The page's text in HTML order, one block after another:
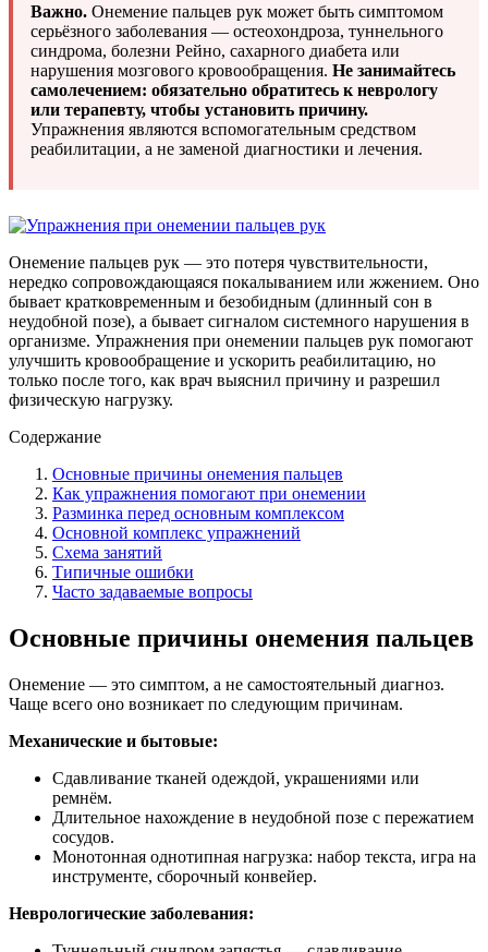
Важно. Онемение пальцев рук может быть симптомом
серьёзного заболевания — остеохондроза, туннельного
синдрома, болезни Рейно, сахарного диабета или
нарушения мозгового кровообращения. Не занимайтесь
самолечением: обязательно обратитесь к неврологу
или терапевту, чтобы установить причину.
Упражнения являются вспомогательным средством
реабилитации, а не заменой диагностики и лечения.
Онемение пальцев рук — это потеря чувствительности,
нередко сопровождающаяся покалыванием или жжением. Оно
бывает кратковременным и безобидным (длинный сон в
неудобной позе), а бывает сигналом системного нарушения в
организме. Упражнения при онемении пальцев рук помогают
улучшить кровообращение и ускорить реабилитацию, но
только после того, как врач выяснил причину и разрешил
физическую нагрузку.
Содержание
Основные причины онемения пальцев
Как упражнения помогают при онемении
Разминка перед основным комплексом
Основной комплекс упражнений
Схема занятий
Типичные ошибки
Часто задаваемые вопросы
Основные причины онемения пальцев
Онемение — это симптом, а не самостоятельный диагноз.
Чаще всего оно возникает по следующим причинам.
Механические и бытовые:
Сдавливание тканей одеждой, украшениями или
ремнём.
Длительное нахождение в неудобной позе с пережатием
сосудов.
Монотонная однотипная нагрузка: набор текста, игра на
инструменте, сборочный конвейер.
Неврологические заболевания: